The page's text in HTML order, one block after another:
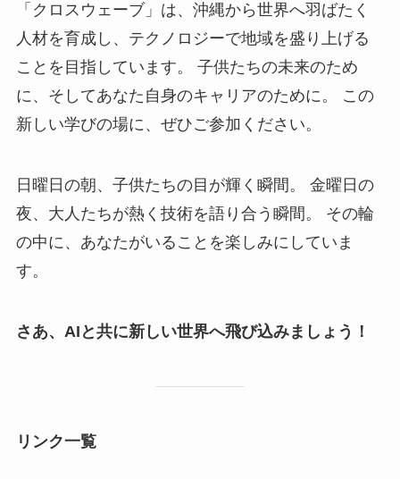
「クロスウェーブ」は、沖縄から世界へ羽ばたく
人材を育成し、テクノロジーで地域を盛り上げる
ことを目指しています。 子供たちの未来のため
に、そしてあなた自身のキャリアのために。 この
新しい学びの場に、ぜひご参加ください。
日曜日の朝、子供たちの目が輝く瞬間。 金曜日の
夜、大人たちが熱く技術を語り合う瞬間。 その輪
の中に、あなたがいることを楽しみにしていま
す。
さあ、AIと共に新しい世界へ飛び込みましょう！
リンク一覧